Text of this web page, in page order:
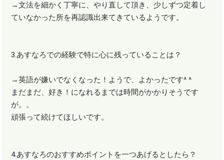
→文法を細かく丁寧に、やり直して頂き、少しずつ定着し
ていなかった所を再認識出来てきているようです。
3.あすなろでの経験で特に心に残っていることは？
→英語が嫌いでなくなった！ようで、よかったです^ ^
まだまだ、好き！になれるまでは時間がかかりそうです
が。。
頑張って続けてほしいです。
4.あすなろのおすすめポイントを一つあげるとしたら？